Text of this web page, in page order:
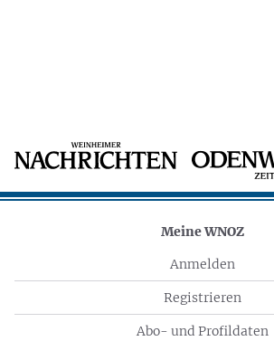
Meine WNOZ
Anmelden
Registrieren
Abo- und Profildaten